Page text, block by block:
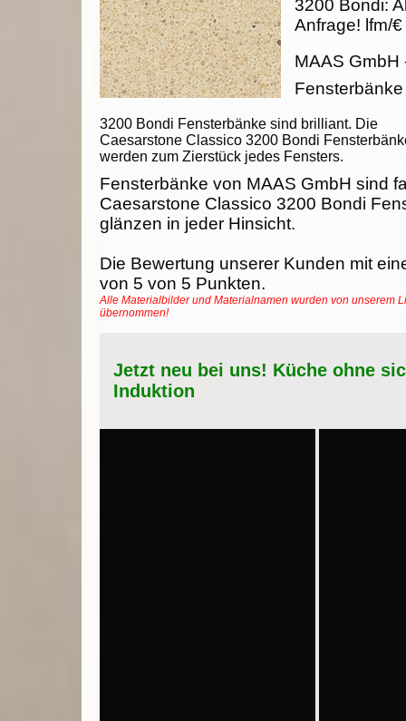
3200 Bondi Fensterbänke sind brilliant. Die
Caesarstone Classico 3200 Bondi
werden zum Zierstück jedes Fensters.
3200 Bondi:
Anfrage! lfm/€
MAAS GmbH
Fensterbänke
Fensterbänke von MAAS GmbH sind
Caesarstone Classico 3200 Bondi
glänzen in jeder Hinsicht.
Die Bewertung unserer Kunden mit
von 5 von 5 Punkten.
Alle Materialbilder und Materialnamen wurden von unserem
übernommen!
Jetzt neu bei uns! Küche ohne
Induktion